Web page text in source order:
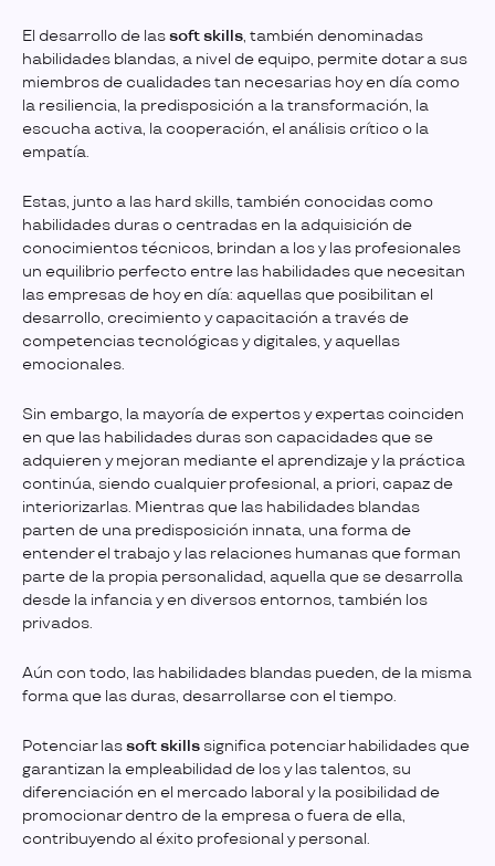
El desarrollo de lassoft skills, también denominadas
habilidades blandas, a nivel de equipo, permite dotar a sus
miembros de cualidades tan necesarias hoy en día como
la resiliencia, la predisposición a la transformación, la
escucha activa, la cooperación, el análisis crítico o la
empatía.
Estas, junto a las hard skills, también conocidas como
habilidades duras o centradas en la adquisición de
conocimientos técnicos, brindan a los y las profesionales
un equilibrio perfecto entre las habilidades que necesitan
las empresas de hoy en día: aquellas que posibilitan el
desarrollo, crecimiento y capacitación a través de
competencias tecnológicas y digitales, y aquellas
emocionales.
Sin embargo, la mayoría de expertos y expertas coinciden
en que las habilidades duras son capacidades que se
adquieren y mejoran mediante el aprendizaje y la práctica
continúa, siendo cualquier profesional, a priori, capaz de
interiorizarlas. Mientras que las habilidades blandas
parten de una predisposición innata, una forma de
entender el trabajo y las relaciones humanas que forman
parte de la propia personalidad, aquella que se desarrolla
desde la infancia y en diversos entornos, también los
privados.
Aún con todo, las habilidades blandas pueden, de la misma
forma que las duras, desarrollarse con el tiempo.
Potenciar lassoft skills significa potenciar habilidades que
garantizan la empleabilidad de los y las talentos, su
diferenciación en el mercado laboral y la posibilidad de
promocionar dentro de la empresa o fuera de ella,
contribuyendo al éxito profesional y personal.